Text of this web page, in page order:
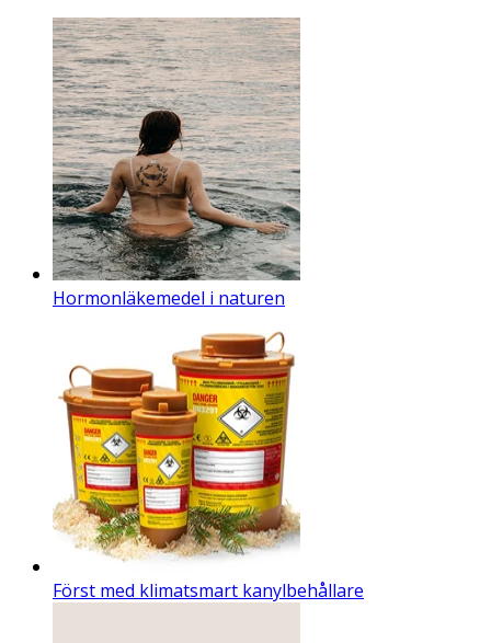
Hormonläkemedel i naturen
Först med klimatsmart kanylbehållare